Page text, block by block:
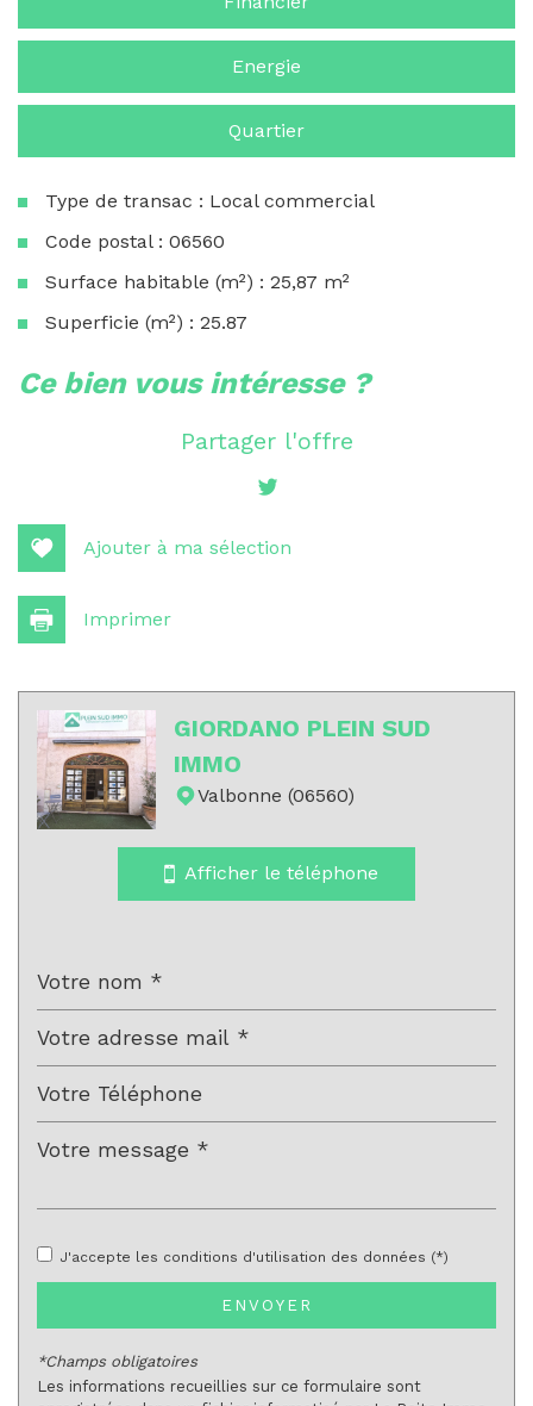
Energie
Quartier
Type de transac : Local commercial
Code postal : 06560
Surface habitable (m²) : 25,87 m²
Superficie (m²) : 25.87
la ville de valbonne (06560)
statistiques
Nombre d'habitants
Habitants de moins de 25 ans
Nombre d'enfants par famille
Maisons
45,23 %
ce bien vous intéresse ?
Partager l'offre
Ajouter à ma sélection
Imprimer
GIORDANO PLEIN SUD
IMMO
Valbonne (06560)
Afficher le téléphone
J'accepte les conditions d'utilisation des données (*)
ENVOYER
*Champs obligatoires
Les informations recueillies sur ce formulaire sont